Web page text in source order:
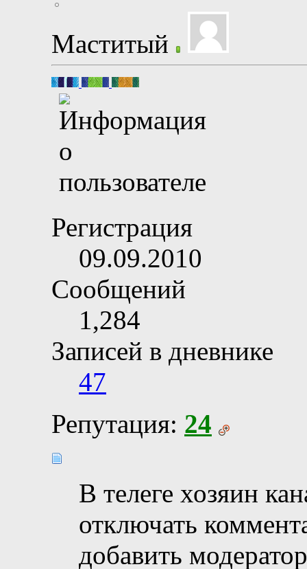
Маститый
Регистрация
09.09.2010
Сообщений
1,284
Записей в дневнике
47
Репутация: 24
В телеге хозяин
отключать
добавить